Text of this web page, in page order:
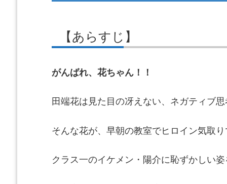
【あらすじ】
がんばれ、花ちゃん！！
田端花は見た目の冴えない、ネガティブ思
そんな花が、早朝の教室でヒロイン気取
クラス一のイケメン・陽介に恥ずかしい